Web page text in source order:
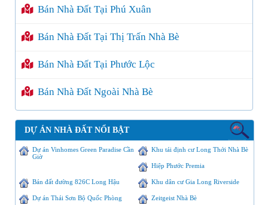
Bán Nhà Đất Tại Phú Xuân
Bán Nhà Đất Tại Thị Trấn Nhà Bè
Bán Nhà Đất Tại Phước Lộc
Bán Nhà Đất Ngoài Nhà Bè
DỰ ÁN NHÀ ĐẤT NỔI BẬT
Dự án Vinhomes Green Paradise Cần
Giờ
Khu tái định cư Long Thới Nhà Bè
Hiệp Phước Premia
Bán đất đường 826C Long Hậu Khu dân cư Gia Long Riverside
Dự án Thái Sơn Bộ Quốc Phòng Zeitgeist Nhà Bè